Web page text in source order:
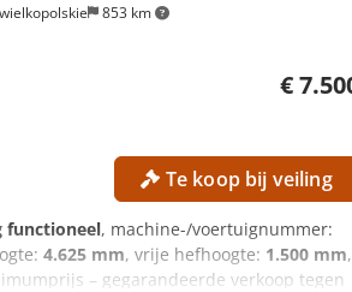
853 km
€
Te koop bij veiling
functioneel, machine-/voertuignummer:
4.625 mm, vrije hefhoogte: 1.500 mm,
– gegarandeerde verkoop tegen